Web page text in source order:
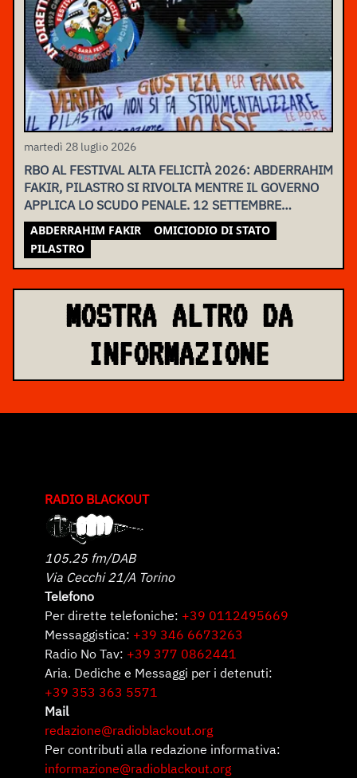
martedì 28 luglio 2026
RBO AL FESTIVAL ALTA FELICITÀ 2026: ABDERRAHIM
FAKIR, PILASTRO SI RIVOLTA MENTRE IL GOVERNO
APPLICA LO SCUDO PENALE. 12 SETTEMBRE
ASSEMBLEA NAZIONALE
ABDERRAHIM FAKIR
OMICIODIO DI STATO
PILASTRO
MOSTRA ALTRO DA
INFORMAZIONE
RADIO BLACKOUT
105.25 fm/DAB
Via Cecchi 21/A Torino
Telefono
Per dirette telefoniche: +39 0112495669
Messaggistica: +39 346 6673263
Radio No Tav: +39 377 0862441
Aria. Dediche e Messaggi per i detenuti:
+39 353 363 5571
Mail
redazione@radioblackout.org
Per contributi alla redazione informativa:
informazione@radioblackout.org